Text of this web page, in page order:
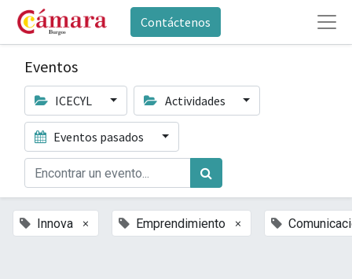
Contáctenos
Eventos
ICECYL Actividades
Eventos pasados
Innova × Emprendimiento ×